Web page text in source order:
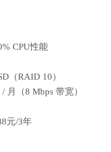
CPU性能
（RAID 10）
月（8 Mbps 带宽）
元/3年